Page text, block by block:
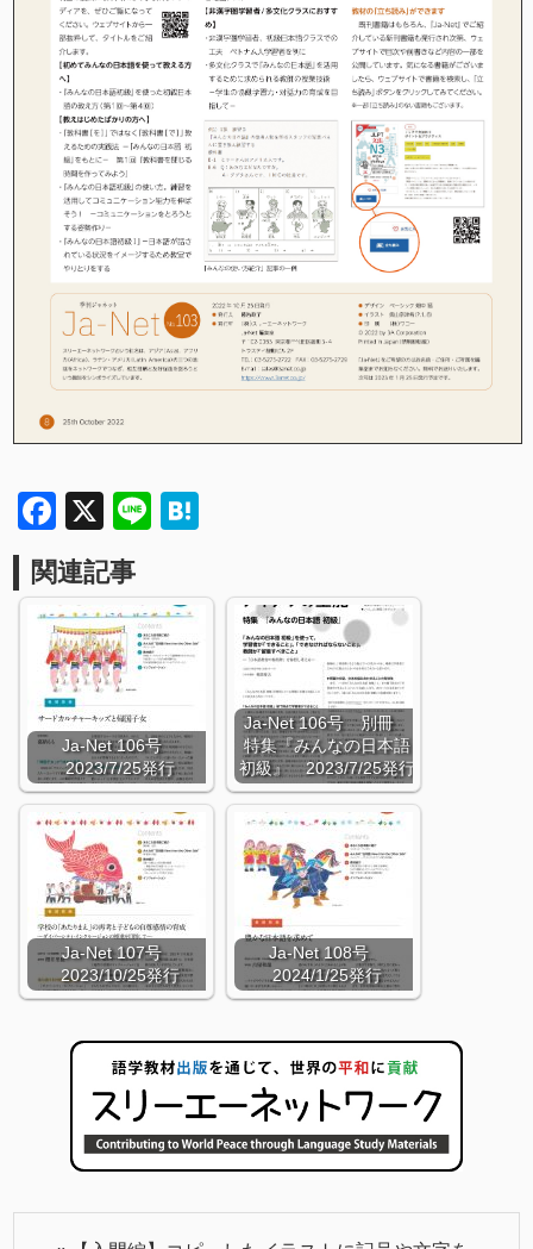
Facebook
X Line
関連記事
Ja-Net 106号
2023/7/25発行
Ja-Net 106号 別冊
特集『みんなの日本語
初級』 2023/7/25発行
Ja-Net 107号
2023/10/25発行
Ja-Net 108号
2024/1/25発行